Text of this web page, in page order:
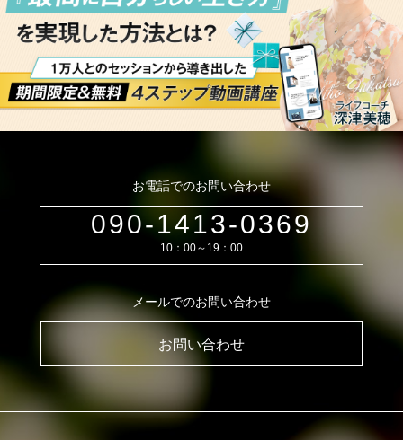
お電話でのお問い合わせ
090-1413-0369
10：00～19：00
メールでのお問い合わせ
お問い合わせ